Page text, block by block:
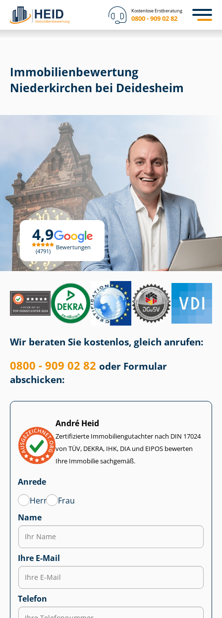
Kostenlose Erstberatung
0800 - 909 02 82
4,9
4791
Bewertungen
Immobilien­bewertung
Niederkirchen bei Deidesheim
Wir beraten Sie kostenlos, gleich anrufen:
0800 - 909 02 82 oder Formular
abschicken:
André Heid
Zertifizierte Im­mo­bi­li­en­gut­ach­ter nach DIN 17024
von TÜV, DEKRA, IHK, DIA und EIPOS bewerten
Ihre Immobilie sachgemäß.
Anrede
Herr
Frau
Name
Ihre E-Mail
Telefon